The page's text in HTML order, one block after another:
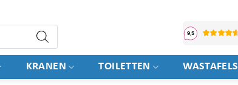
KRANEN TOILETTEN WASTAFELS